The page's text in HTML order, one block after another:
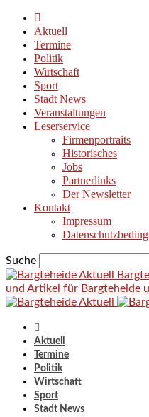
Aktuell
Termine
Politik
Wirtschaft
Sport
Stadt News
Veranstaltungen
Leserservice
Firmenportraits
Historisches
Jobs
Partnerlinks
Der Newsletter
Kontakt
Impressum
Suche
und Artikel für Bargteheide
Aktuell
Termine
Politik
Wirtschaft
Sport
Stadt News